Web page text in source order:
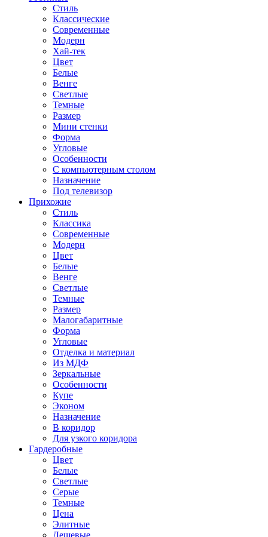
Стиль
Классические
Современные
Модерн
Хай-тек
Цвет
Белые
Венге
Светлые
Темные
Размер
Мини стенки
Форма
Угловые
Особенности
С компьютерным столом
Назначение
Под телевизор
Прихожие
Стиль
Классика
Современные
Модерн
Цвет
Белые
Венге
Светлые
Темные
Размер
Малогабаритные
Форма
Угловые
Отделка и материал
Из МДФ
Зеркальные
Особенности
Купе
Эконом
Назначение
В коридор
Для узкого коридора
Гардеробные
Цвет
Белые
Светлые
Серые
Темные
Цена
Элитные
Дешевые